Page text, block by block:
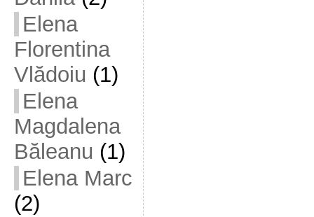
Elena
Florentina
Vlădoiu (1)
Elena
Magdalena
Băleanu (1)
Elena Marc
(2)